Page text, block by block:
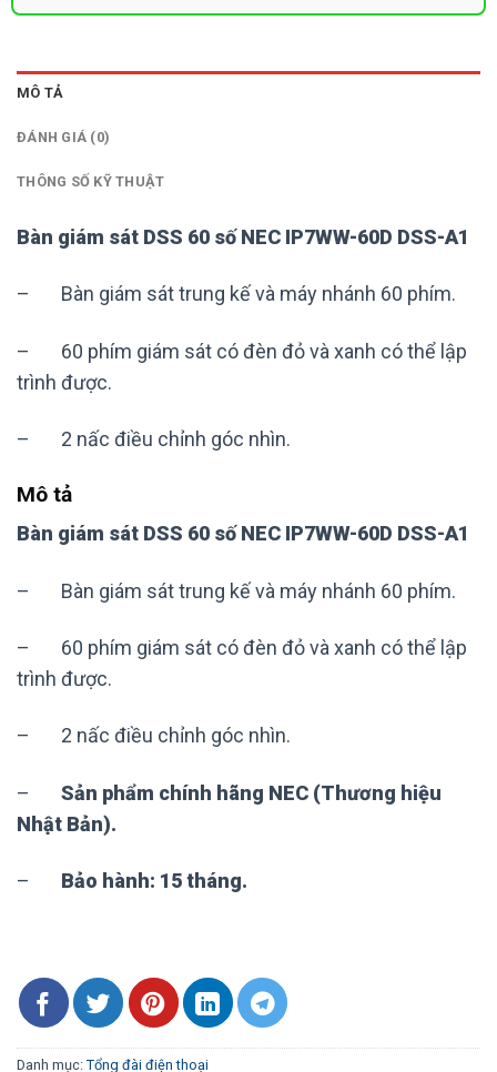
MÔ TẢ
ĐÁNH GIÁ (0)
THÔNG SỐ KỸ THUẬT
Bàn giám sát DSS 60 số NEC IP7WW-60D DSS-A1
– Bàn giám sát trung kế và máy nhánh 60 phím.
– 60 phím giám sát có đèn đỏ và xanh có thể lập
trình được.
– 2 nấc điều chỉnh góc nhìn.
Mô tả
Bàn giám sát DSS 60 số NEC IP7WW-60D DSS-A1
– Bàn giám sát trung kế và máy nhánh 60 phím.
– 60 phím giám sát có đèn đỏ và xanh có thể lập
trình được.
– 2 nấc điều chỉnh góc nhìn.
– Sản phẩm chính hãng NEC (Thương hiệu
Nhật Bản).
– Bảo hành: 15 tháng.
Danh mục: Tổng đài điện thoại